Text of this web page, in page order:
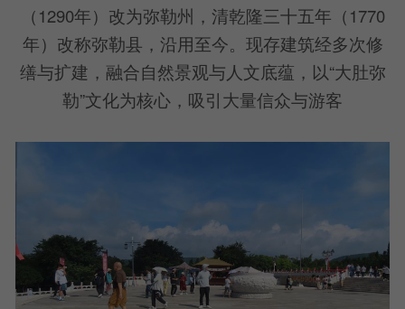
（1290年）改为弥勒州，清乾隆三十五年（1770
年）改称弥勒县，沿用至今。现存建筑经多次修
缮与扩建，融合自然景观与人文底蕴，以“大肚弥
勒”文化为核心，吸引大量信众与游客